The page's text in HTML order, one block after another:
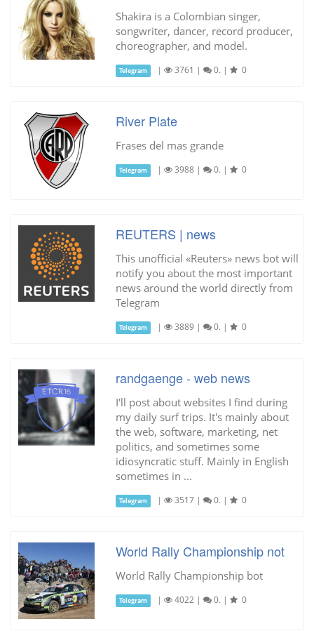
Shakira is a Colombian singer,
songwriter, dancer, record producer,
choreographer, and model.
Telegram | 3761 | 0. | 0
River Plate
Frases del mas grande
Telegram | 3988 | 0. | 0
REUTERS | news
This unofficial «Reuters» news bot will
notify you about the most important
news around the world directly from
Telegram
Telegram | 3889 | 0. | 0
randgaenge - web news
I'll post about websites I find during
my daily surf trips. It's mainly about
the web, software, marketing, net
politics, and sometimes some
idiosyncratic stuff. Mainly in English
sometimes in ...
Telegram | 3517 | 0. | 0
World Rally Championship not
World Rally Championship bot
Telegram | 4022 | 0. | 0